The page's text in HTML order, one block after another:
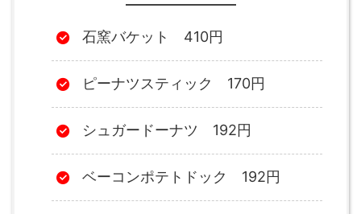
石窯バケット 410円
ピーナツスティック 170円
シュガードーナツ 192円
ベーコンポテトドック 192円